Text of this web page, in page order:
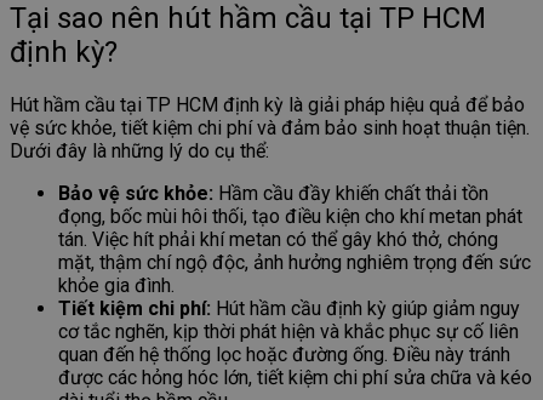
Tại sao nên hút hầm cầu tại TP HCM
định kỳ?
Hút hầm cầu tại TP HCM định kỳ là giải pháp hiệu quả để bảo
vệ sức khỏe, tiết kiệm chi phí và đảm bảo sinh hoạt thuận tiện.
Dưới đây là những lý do cụ thể:
Bảo vệ sức khỏe: Hầm cầu đầy khiến chất thải tồn
đọng, bốc mùi hôi thối, tạo điều kiện cho khí metan phát
tán. Việc hít phải khí metan có thể gây khó thở, chóng
mặt, thậm chí ngộ độc, ảnh hưởng nghiêm trọng đến sức
khỏe gia đình.
Tiết kiệm chi phí: Hút hầm cầu định kỳ giúp giảm nguy
cơ tắc nghẽn, kịp thời phát hiện và khắc phục sự cố liên
quan đến hệ thống lọc hoặc đường ống. Điều này tránh
được các hỏng hóc lớn, tiết kiệm chi phí sửa chữa và kéo